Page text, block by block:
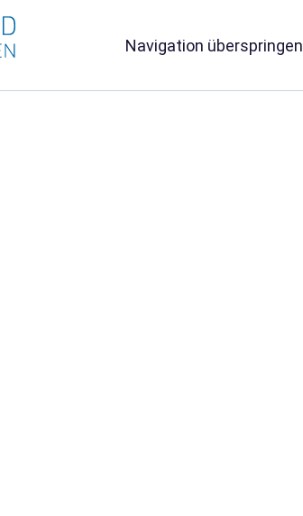
Navigation überspringen